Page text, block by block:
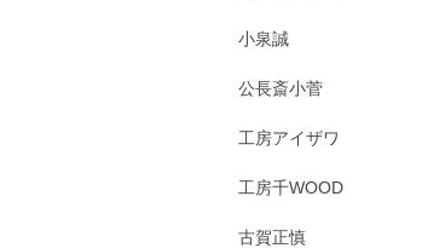
小泉誠
公長斎小菅
工房アイザワ
工房千WOOD
古賀正慎